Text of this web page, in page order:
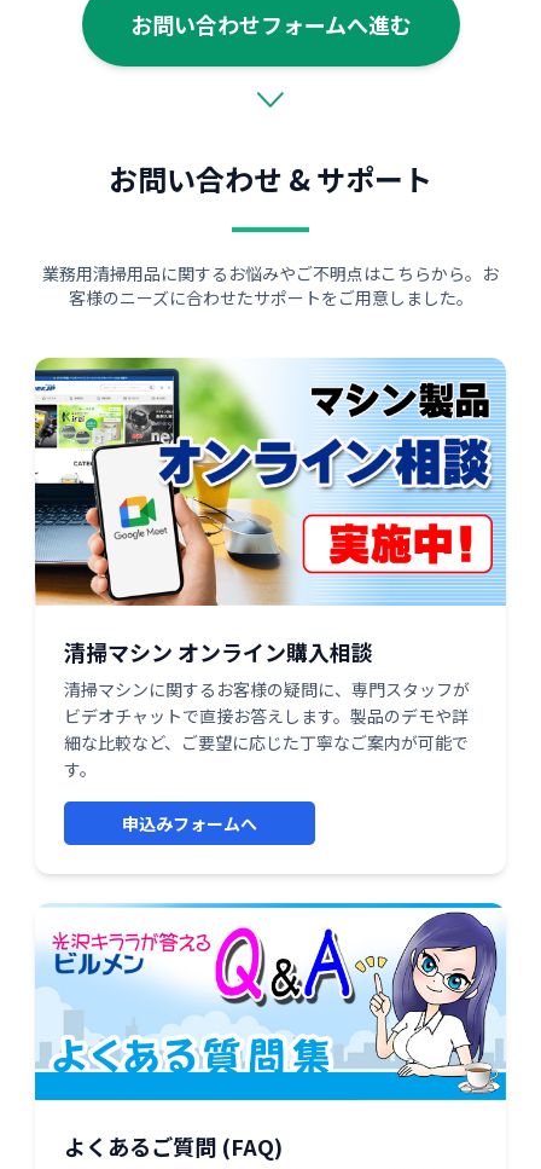
お問い合わせフォームへ進む
お問い合わせ & サポート
業務用清掃用品に関するお悩みやご不明点はこちらから。お
客様のニーズに合わせたサポートをご用意しました。
清掃マシン オンライン購入相談
清掃マシンに関するお客様の疑問に、専門スタッフが
ビデオチャットで直接お答えします。製品のデモや詳
細な比較など、ご要望に応じた丁寧なご案内が可能で
す。
申込みフォームへ
よくあるご質問 (FAQ)